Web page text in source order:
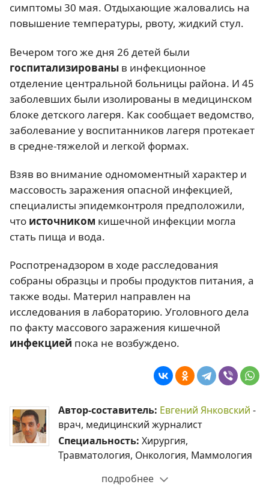
симптомы 30 мая. Отдыхающие жаловались на
повышение температуры, рвоту, жидкий стул.
Вечером того же дня 26 детей были
госпитализированы в инфекционное
отделение центральной больницы района. И 45
заболевших были изолированы в медицинском
блоке детского лагеря. Как сообщает ведомство,
заболевание у воспитанников лагеря протекает
в средне-тяжелой и легкой формах.
Взяв во внимание одномоментный характер и
массовость заражения опасной инфекцией,
специалисты эпидемконтроля предположили,
что источником кишечной инфекции могла
стать пища и вода.
Роспотренадзором в ходе расследования
собраны образцы и пробы продуктов питания, а
также воды. Материл направлен на
исследования в лабораторию. Уголовного дела
по факту массового заражения кишечной
инфекцией пока не возбуждено.
Автор-составитель: Евгений Янковский -
врач, медицинский журналист
Специальность: Хирургия,
Травматология, Онкология, Маммология
подробнее